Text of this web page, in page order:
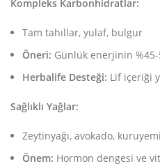
Kompleks Karbonhidratlar:
Tam tahıllar, yulaf, bulgur
Öneri: Günlük enerjinin %45-
Herbalife Desteği: Lif içeriği
Sağlıklı Yağlar:
Zeytinyağı, avokado,
Önem: Hormon dengesi ve